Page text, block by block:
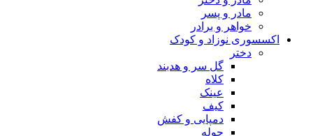
مادر و پسر
خواهر و برادر
اکسسوری نوزاد و کودک
دختر
گل سر و هدبند
کلاه
عینک
کیف
دمپایی و کفش
حوله